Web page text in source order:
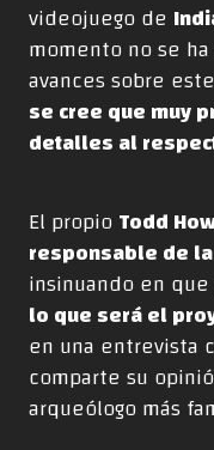
videojuego de
momento no se
avances sobre
se cree que muy
detalles al
El propioTodd
responsable de
insinuando en
lo que será el
en una entrevista
comparte su
arqueólogo más